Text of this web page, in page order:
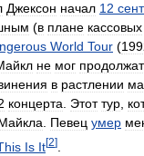
Джексон начал 12
(в плане кассовых
World Tour (
не мог
в растлении
концерта Этот тур
Певец умер
Is It[2]